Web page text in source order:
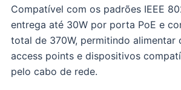
Compatível com os padrões IEEE
entrega até 30W por porta PoE e
total de 370W, permitindo alimentar
access points e dispositivos
pelo cabo de rede.